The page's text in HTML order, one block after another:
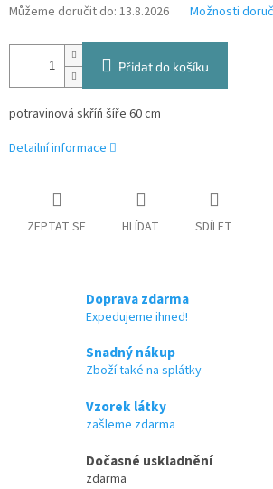
Můžeme doručit do: 13.8.2026 Možnosti
Přidat do košíku
potravinová skříň šíře 60 cm
Detailní informace
ZEPTAT SE HLÍDAT SDÍLET
Doprava zdarma
Expedujeme ihned!
Snadný nákup
Zboží také na splátky
Vzorek látky
zašleme zdarma
Dočasné uskladnění
zdarma